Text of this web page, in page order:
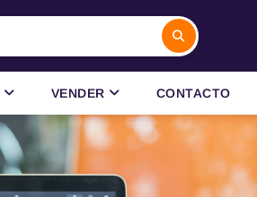
VENDER CONTACTO